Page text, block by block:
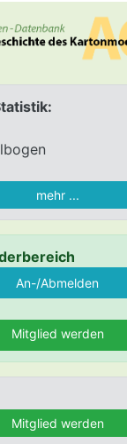
mehr ...
Mitglied werden
Mitglied werden